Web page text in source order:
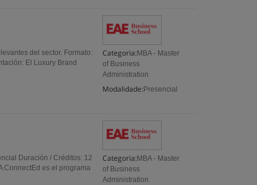
Categoria: MBA - Master
of Business
Administration
Modalidade: Presencial
del sector. Formato:
El Luxury Brand
Categoria: MBA - Master
of Business
Administration
Duración / Créditos: 12
ConnectEd es el programa